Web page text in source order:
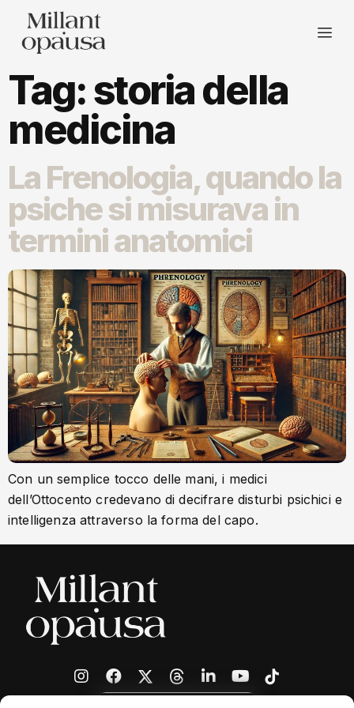
Tag:storia della
medicina
La Frenologia, quando la
psiche si misurava in
termini anatomici
Con un semplice tocco delle mani, i medici
dell’Ottocento credevano di decifrare disturbi psichici e
intelligenza attraverso la forma del capo.